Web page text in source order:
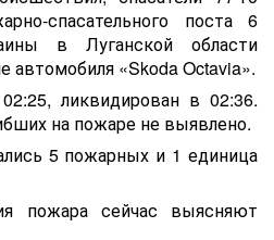
спасательного поста 6
в Луганской области
автомобиля «Skoda Octavia».
ликвидирован в 02:36.
на пожаре не выявлено.
5 пожарных и 1 единица
пожара сейчас выясняют